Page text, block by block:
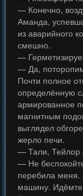
— Конечно,
Аманда,
из аварийного
смешно.
—
— Да,
Почти полное
определённую
армированное
магнитным
выглядел
жерло печи.
— Тали, Тейлор
— Не
перебила
машину.